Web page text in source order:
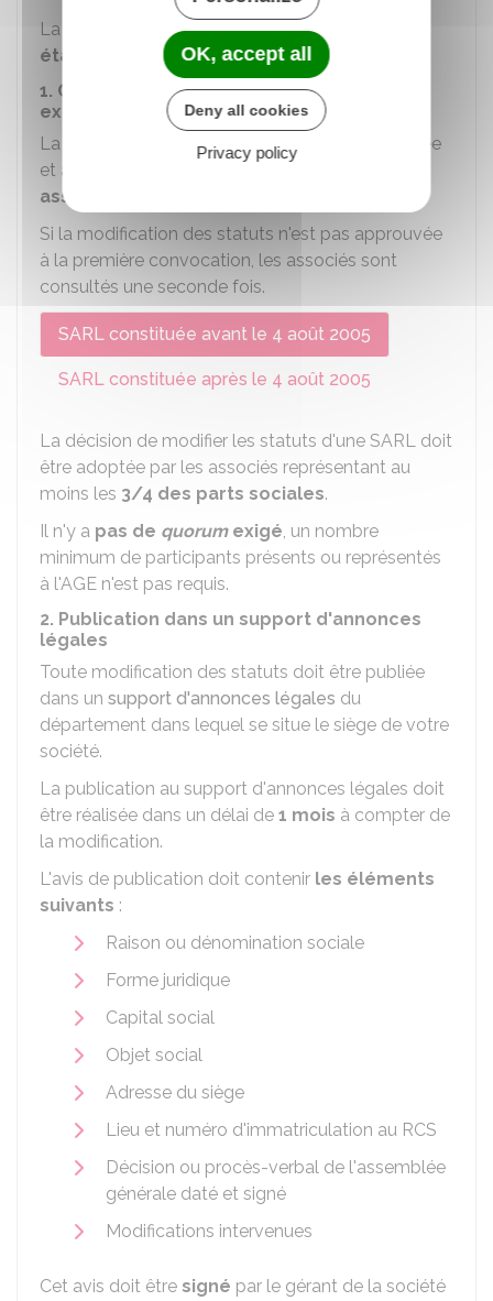
La modification statutaire est réalisée en
étapes
1. Convocation d'une assemblée générale
extraordinaire
La décision de modifier les statuts doit être votée
et approuvée par les associés réunis en
assemblée générale extraordinaire
Si la modification des statuts n'est pas approuvée
à la première convocation, les associés sont
consultés une seconde fois.
SARL constituée avant le 4 août 2005
SARL constituée après le 4 août 2005
La décision de modifier les statuts d'une SARL doit
être adoptée par les associés représentant au
moins les 3/4 des parts sociales.
Il n'y a pas de quorumexigé, un nombre
minimum de participants présents ou représentés
à l'AGE n'est pas requis.
2. Publication dans un support d'annonces
légales
Toute modification des statuts doit être publiée
dans un support d'annonces légales du
département dans lequel se situe le siège de votre
société.
La publication au support d'annonces légales doit
être réalisée dans un délai de 1 mois à compter de
la modification.
L'avis de publication doit contenir les éléments
suivants :
Raison ou dénomination sociale
Forme juridique
Capital social
Objet social
Adresse du siège
Lieu et numéro d'immatriculation au RCS
Décision ou procès-verbal de l'assemblée
générale daté et signé
Modifications intervenues
Cet avis doit être signé par le gérant de la société
OK, accept all
Deny all cookies
Privacy policy